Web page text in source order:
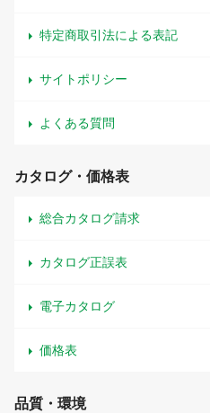
特定商取引法による表記
サイトポリシー
よくある質問
カタログ・価格表
総合カタログ請求
カタログ正誤表
電子カタログ
価格表
品質・環境